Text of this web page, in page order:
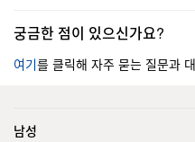
궁금한 점이 있으신가요?
여기를 클릭해 자주 묻는 질문과
남성